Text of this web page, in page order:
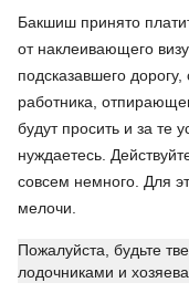
Бакшиш принято
от наклеивающего
подсказавшего
работника,
будут просить и за те
нуждаетесь.
совсем немного. Для
мелочи.
Пожалуйста, будьте
лодочниками и